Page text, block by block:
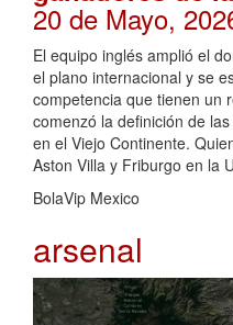
20 de Mayo,
El equipo inglés amplió el
el plano internacional y se
competencia que tienen un
comenzó la definición de
en el Viejo Continente.
Aston Villa y Friburgo en la
BolaVip Mexico
arsenal